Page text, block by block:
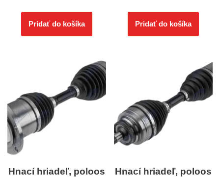
Pridať do košíka Pridať do košíka
Hnací hriadeľ, poloos
Hnací hriadeľ, poloos